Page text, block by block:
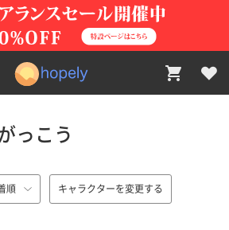
っこう
順 キャラクターを変更する